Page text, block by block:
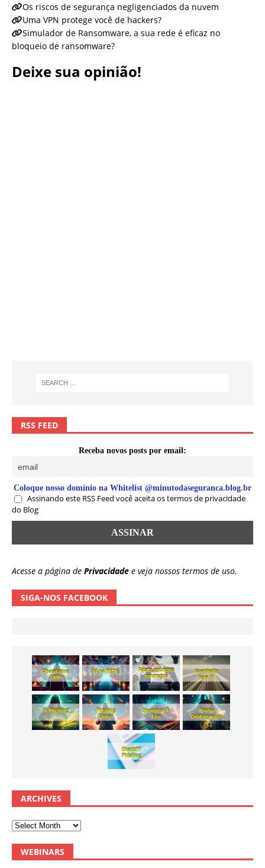
Os riscos de segurança negligenciados da nuvem
Uma VPN protege você de hackers?
Simulador de Ransomware, a sua rede é eficaz no
bloqueio de ransomware?
Deixe sua opinião!
RSS FEED
Receba novos posts por email:
Coloque nosso domínio na Whitelist @minutodaseguranca.blog.br
Assinando este RSS Feed você aceita os termos de privacidade
do Blog
Acesse a página de Privacidade e veja nossos termos de uso.
SIGA-NOS FACEBOOK
ARCHIVES
WEBINARS